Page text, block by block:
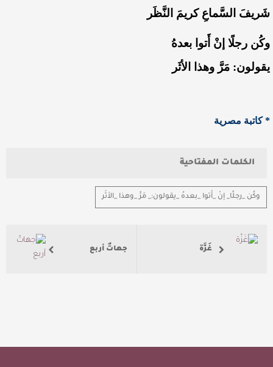
شَريفَ السَّماعِ كريمَ النَّظَر
وكُن رجلًا إنْ أَتوا بعدهُ
يقولون: مَرَّ وهذا الأثَر
* كاتبة مصرية
الكلمات المفتاحية
وكُن _رجلًا_ إنْ _أَتوا _بعدهُ _يقولون:_ مَرَّ _وهذا _الأثَر
غَزَّة جهاتٌ أربع